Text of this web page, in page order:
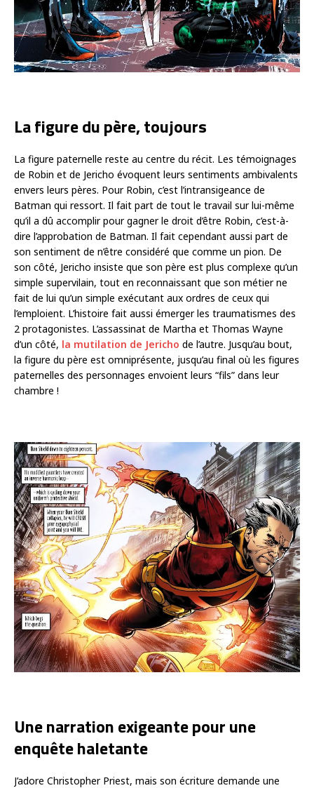
La figure du père, toujours
La figure paternelle reste au centre du récit. Les témoignages
de Robin et de Jericho évoquent leurs sentiments ambivalents
envers leurs pères. Pour Robin, c’est l’intransigeance de
Batman qui ressort. Il fait part de tout le travail sur lui-même
qu’il a dû accomplir pour gagner le droit d’être Robin, c’est-à-
dire l’approbation de Batman. Il fait cependant aussi part de
son sentiment de n’être considéré que comme un pion. De
son côté, Jericho insiste que son père est plus complexe qu’un
simple supervilain, tout en reconnaissant que son métier ne
fait de lui qu’un simple exécutant aux ordres de ceux qui
l’emploient. L’histoire fait aussi émerger les traumatismes des
2 protagonistes. L’assassinat de Martha et Thomas Wayne
d’un côté, la mutilation de Jericho de l’autre. Jusqu’au bout,
la figure du père est omniprésente, jusqu’au final où les figures
paternelles des personnages envoient leurs “fils” dans leur
chambre !
Une narration exigeante pour une
enquête haletante
J’adore Christopher Priest, mais son écriture demande une